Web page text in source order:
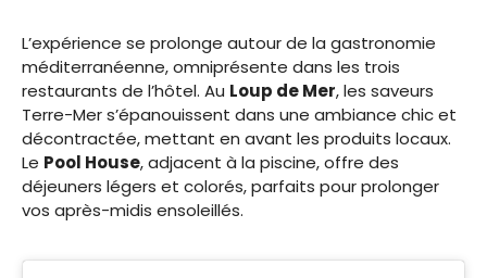
L’expérience se prolonge autour de la gastronomie
méditerranéenne, omniprésente dans les trois
restaurants de l’hôtel. Au Loup de Mer, les saveurs
Terre-Mer s’épanouissent dans une ambiance chic et
décontractée, mettant en avant les produits locaux.
Le Pool House, adjacent à la piscine, offre des
déjeuners légers et colorés, parfaits pour prolonger
vos après-midis ensoleillés.